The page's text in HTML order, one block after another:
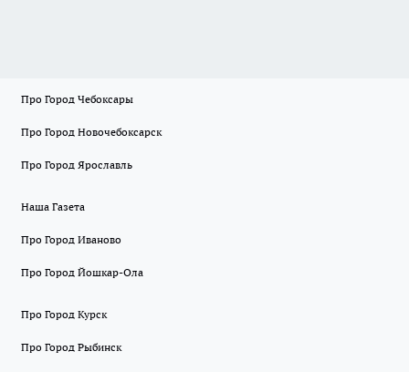
Про Город Чебоксары
Про Город Новочебоксарск
Про Город Ярославль
Наша Газета
Про Город Иваново
Про Город Йошкар-Ола
Про Город Курск
Про Город Рыбинск